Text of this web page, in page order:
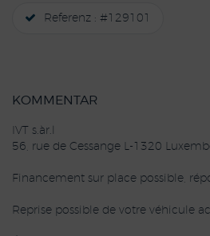
Referenz : #129101
KOMMENTAR
IVT s.àr.l
56, rue de Cessange L-1320
Financement sur place possible,
Reprise possible de votre véhicule